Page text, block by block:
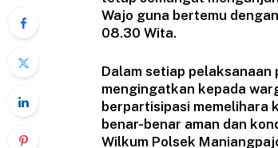
Wajo guna bertemu
08.30 Wita.
Dalam setiap
mengingatkan kepada
berpartisipasi memelihara
benar-benar aman dan
Wilkum Polsek